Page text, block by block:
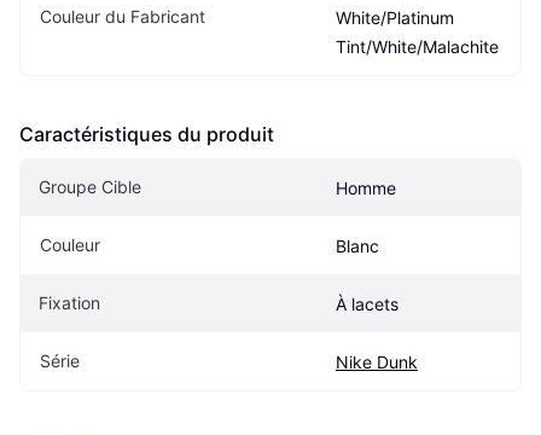
Couleur du Fabricant
White/Platinum
Tint/White/Malachite
Caractéristiques du produit
Groupe Cible Homme
Couleur Blanc
Fixation À lacets
Série Nike Dunk